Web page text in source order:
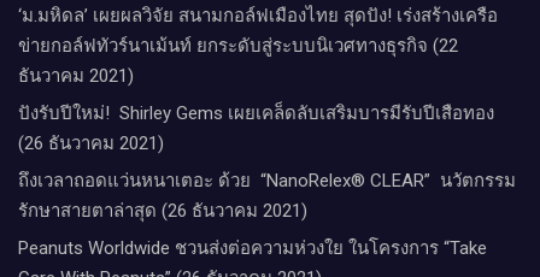
‘ม.มหิดล’ เผยผลวิจัย สนามกอล์ฟเมืองไทย สุดปัง! เร่งสร้างเครือ
ข่ายกอล์ฟทัวร์นาเม้นท์ ยกระดับสู่ระบบนิเวศทางธุรกิจ (22
ธันวาคม 2021)
ปังรับปีใหม่​! ​ Shirley Gems เผยเคล็ดลับ​เสริมบารมีรับปีเสือทอง
(26 ธันวาคม 2021)
ถึงเวลาถอดแว่นหนาเตอะ ด้วย “NanoRelex® CLEAR” นวัตกรรม
รักษาสายตาล่าสุด (26 ธันวาคม 2021)
Peanuts Worldwide ชวนส่งต่อความห่วงใย​ ​ในโครงการ “Take